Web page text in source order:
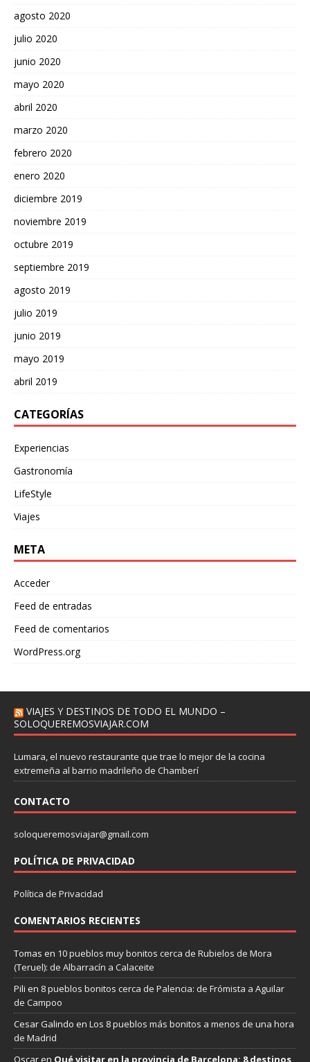
agosto 2020
julio 2020
junio 2020
mayo 2020
abril 2020
marzo 2020
febrero 2020
enero 2020
diciembre 2019
noviembre 2019
octubre 2019
septiembre 2019
agosto 2019
julio 2019
junio 2019
mayo 2019
abril 2019
CATEGORÍAS
Experiencias
Gastronomía
LifeStyle
Viajes
META
Acceder
Feed de entradas
Feed de comentarios
WordPress.org
VIAJES Y DESTINOS DE TODO EL MUNDO –
SOLOQUEREMOSVIAJAR.COM
Lumara, el nuevo restaurante que trae lo mejor de la cocina
extremeña al barrio madrileño de Chamberí
CONTACTO
soloqueremosviajar@gmail.com
POLÍTICA DE PRIVACIDAD
Política de Privacidad
COMENTARIOS RECIENTES
Tomas en 10 pueblos muy bonitos cerca de Rubielos de Mora
(Teruel): de Albarracín a Calaceite
Pili en 8 pueblos bonitos cerca de Palencia: de Frómista a Aguilar
de Campoo
Cesar Galindo en Los 8 pueblos más bonitos a menos de una hora
de Madrid
Oscaren Qué visitar en la provincia de Barcelona: 8 destinos